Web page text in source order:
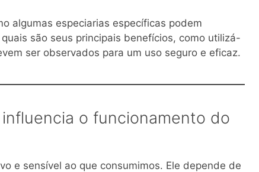
algumas especiarias específicas podem
são seus principais benefícios, como utilizá-
ser observados para um uso seguro e eficaz.
o funcionamento do
e sensível ao que consumimos. Ele depende de